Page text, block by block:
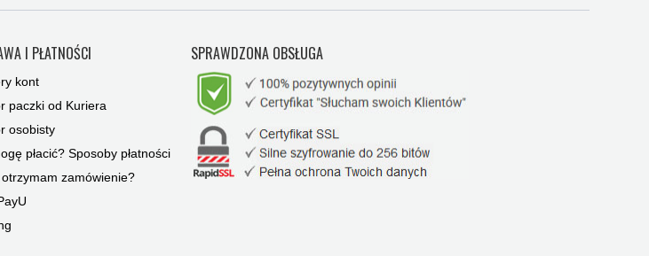
I PŁATNOŚCI
kont
paczki od Kuriera
osobisty
płacić? Sposoby płatności
otrzymam zamówienie?
SPRAWDZONA OBSŁUGA